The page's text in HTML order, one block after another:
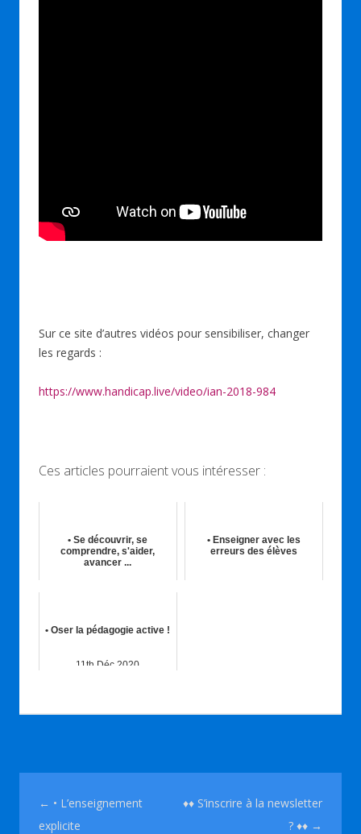
Sur ce site d’autres vidéos pour sensibiliser, changer
les regards :
https://www.handicap.live/video/ian-2018-984
Ces articles pourraient vous intéresser :
• Se découvrir, se
comprendre, s'aider,
avancer ...
• Enseigner avec les
erreurs des élèves
• Oser la pédagogie active !
11th Déc 2020
Navigation des articles
← • L’enseignement
explicite
♦♦ S’inscrire à la newsletter
? ♦♦ →